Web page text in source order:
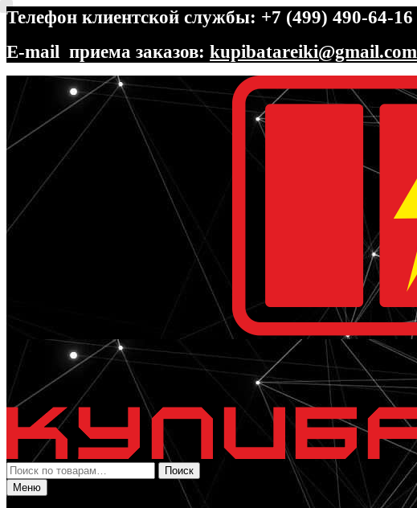
Телефон клиентской службы: +7 (499) 490-64-16
E-mail приема заказов: kupibatareiki@gmail.com
Перейти
навигации
Перейти
содержимому
Искать:
Поиск
Меню